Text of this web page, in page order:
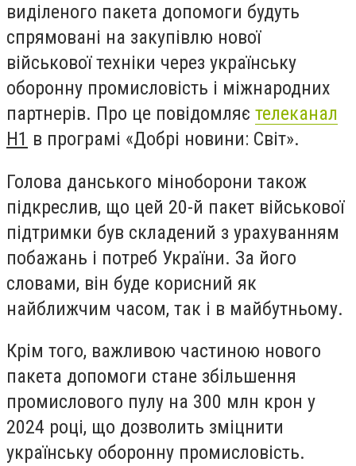
виділеного пакета допомоги будуть
спрямовані на закупівлю нової
військової техніки через українську
оборонну промисловість і міжнародних
партнерів. Про це повідомляє телеканал
Н1 в програмі «Добрі новини: Світ».
Голова данського міноборони також
підкреслив, що цей 20-й пакет військової
підтримки був складений з урахуванням
побажань і потреб України. За його
словами, він буде корисний як
найближчим часом, так і в майбутньому.
Крім того, важливою частиною нового
пакета допомоги стане збільшення
промислового пулу на 300 млн крон у
2024 році, що дозволить зміцнити
українську оборонну промисловість.